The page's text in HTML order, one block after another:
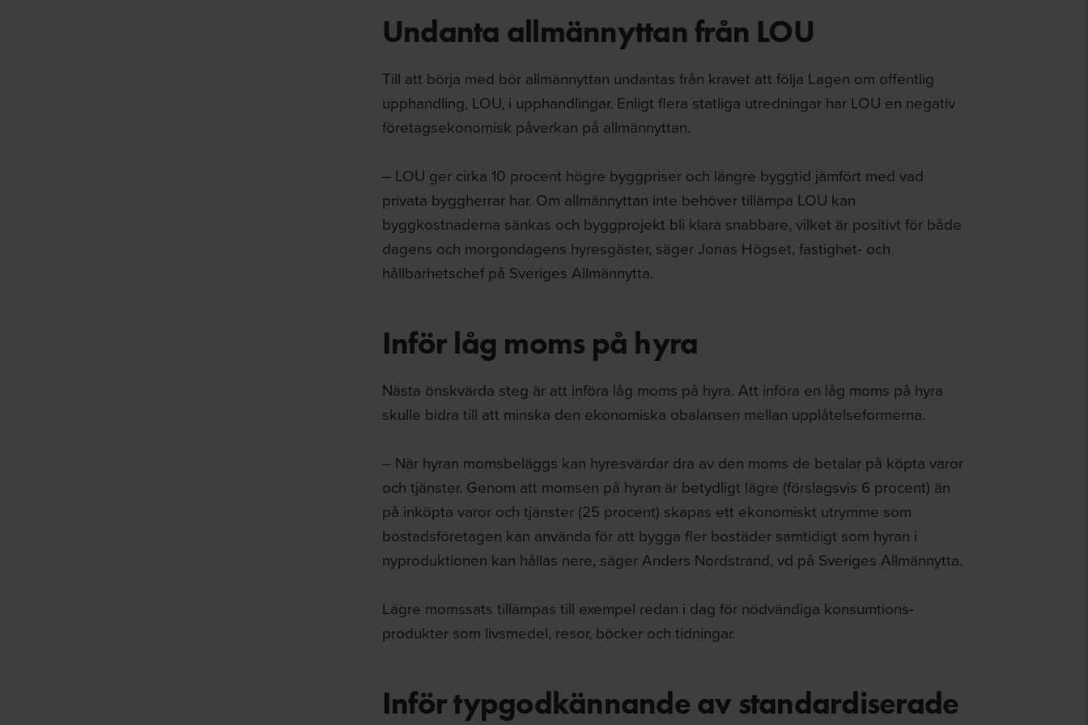
Undanta allmännyttan från LOU
Till att börja med bör allmännyttan undantas från kravet att följa Lagen om offentlig
upphandling, LOU, i upphandlingar. Enligt flera statliga utredningar har LOU en negativ
företagsekonomisk påverkan på allmännyttan.
– LOU ger cirka 10 procent högre byggpriser och längre byggtid jämfört med vad
privata byggherrar har. Om allmännyttan inte behöver tillämpa LOU kan
byggkostnaderna sänkas och byggprojekt bli klara snabbare, vilket är positivt för både
dagens och morgondagens hyresgäster, säger Jonas Högset, fastighet- och
hållbarhetschef på Sveriges Allmännytta.
Inför låg moms på hyra
Nästa önskvärda steg är att införa låg moms på hyra. Att införa en låg moms på hyra
skulle bidra till att minska den ekonomiska obalansen mellan upplåtelseformerna.
– När hyran momsbeläggs kan hyresvärdar dra av den moms de betalar på köpta varor
och tjänster. Genom att momsen på hyran är betydligt lägre (förslagsvis 6 procent) än
på inköpta varor och tjänster (25 procent) skapas ett ekonomiskt utrymme som
bostadsföretagen kan använda för att bygga fler bostäder samtidigt som hyran i
nyproduktionen kan hållas nere, säger Anders Nordstrand, vd på Sveriges Allmännytta.
Lägre momssats tillämpas till exempel redan i dag för nödvändiga konsumtions-
produkter som livsmedel, resor, böcker och tidningar.
Inför typgodkännande av standardiserade